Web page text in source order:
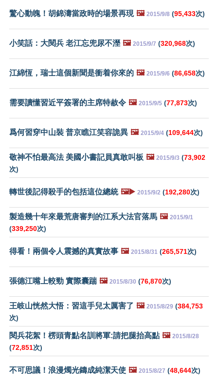
驚心動魄！胡錦濤當政時的場景再現 🖼️ 2015/9/8 (95,433次)
小笑話：大閱兵 老江忘兜尿不溼 🖼️ 2015/9/7 (320,968次)
江綿恆，瑞士這個新聞是衝着你來的 🖼️ 2015/9/6 (86,658次)
需要讀懂習近平簽署的主席特赦令 🖼️ 2015/9/5 (77,873次)
爲何習穿中山裝 普京瞧江笑容詭異 🖼️ 2015/9/4 (109,644次)
敬神不怕最高法 美國小書記員真敢叫板 🖼️ 2015/9/3 (73,902
次)
轉世後記得殺手的包括這位總統 🖼️▶️ 2015/9/2 (192,280次)
製造幾十年來最荒唐審判的江系大法官落馬 🖼️ 2015/9/1
(339,250次)
得看！兩個令人震撼的真實故事 🖼️ 2015/8/31 (265,571次)
張德江嘴上較勁 實際囊踹 🖼️ 2015/8/30 (76,870次)
王岐山恍然大悟：習這手兒太厲害了 🖼️ 2015/8/29 (384,753
次)
閱兵花絮！楞頭青點名訓將軍:請把腿抬高點 🖼️ 2015/8/28
(72,851次)
不可思議！浪漫燭光鑄成純潔天使 🖼️ 2015/8/27 (48,644次)